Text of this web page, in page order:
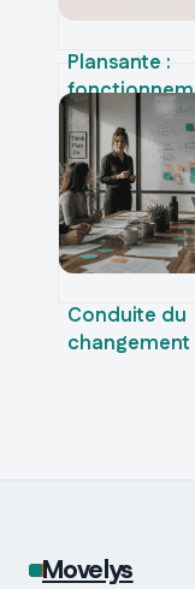
Plansante :
avantages et
usages pour
santé
Conduite du
changement
Movelys